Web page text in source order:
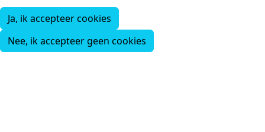
Ja, ik accepteer cookies
Nee, ik accepteer geen cookies